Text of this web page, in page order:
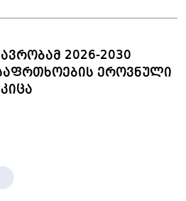
2026-2030
ეროვნული